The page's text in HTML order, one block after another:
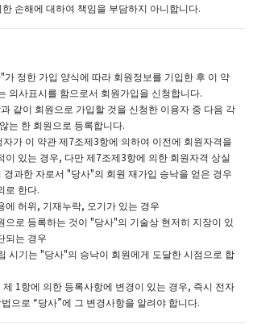
손해에 대하여 책임을 부담하지 아니합니다.
가 정한 가입 양식에 따라 회원정보를 기입한 후 이 약
의사표시를 함으로서 회원가입을 신청합니다.
같이 회원으로 가입할 것을 신청한 이용자 중 다음 각
는 한 회원으로 등록합니다.
자가 이 약관 제7조제3항에 의하여 이전에 회원자격을
이 있는 경우, 다만 제7조제3항에 의한 회원자격 상실
경과한 자로서 "당사"의 회원 재가입 승낙을 얻은 경우
로 한다.
에 허위, 기재누락, 오기가 있는 경우
으로 등록하는 것이 "당사"의 기술상 현저히 지장이 있
되는 경우
시기는 "당사"의 승낙이 회원에게 도달한 시점으로 합
제 1항에 의한 등록사항에 변경이 있는 경우, 즉시 전자
으로 “당사”에 그 변경사항을 알려야 합니다.